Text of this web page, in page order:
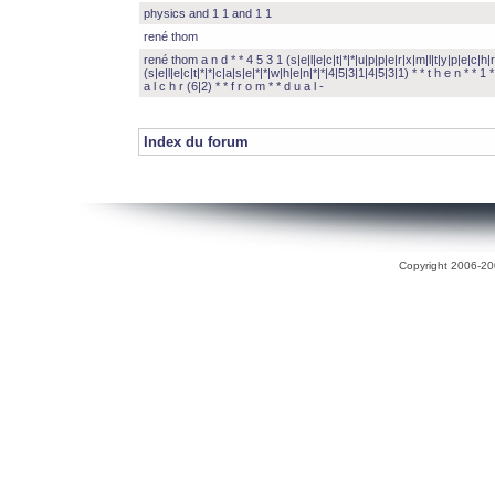
physics and 1 1 and 1 1
rené thom
rené thom a n d * * 4 5 3 1
(s|e|l|e|c|t|*|*|c|a|s|e|*|*|w|h|e|n|*|*|4|5|3|1|4|5|3|1) * * t h e n * * 1
a l c h r (6|2) * * f r o m * * d u a l -
Index du forum
Copyright 2006-